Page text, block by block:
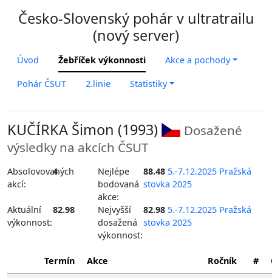
Česko-Slovenský pohár v ultratrailu
(nový server)
Úvod Žebříček výkonnosti Akce a pochody
Pohár ČSUT 2.linie Statistiky
KUČÍRKA Šimon (1993)
Dosažené
výsledky na akcích ČSUT
Absolovovaných
akcí:
4
Nejlépe
bodovaná
akce:
88.48 5.-7.12.2025 Pražská
stovka 2025
Aktuální
výkonnost:
82.98
Nejvyšší
dosažená
výkonnost:
82.98 5.-7.12.2025 Pražská
stovka 2025
Termín Akce Ročník #